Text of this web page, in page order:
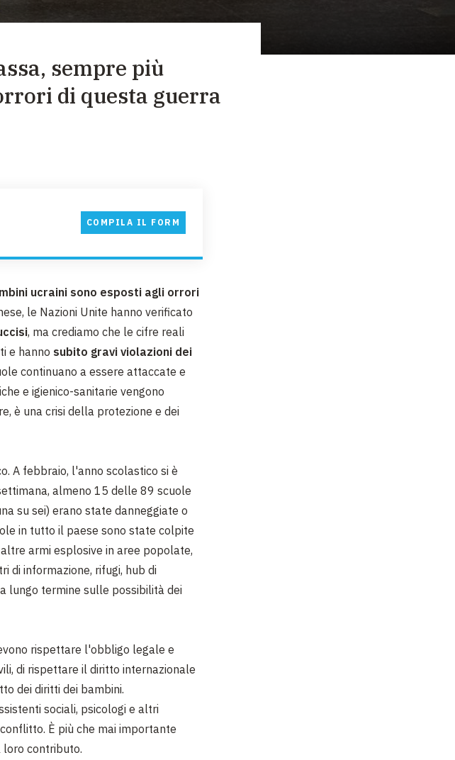
IL PIÙsempre più
di questa guerra
COMPILA IL FORM
ucraini sono esposti agli orrori
le Nazioni Unite hanno verificato
, ma crediamo che le cifre reali
e hanno subito gravi violazioni dei
continuano a essere attaccate e
e igienico-sanitarie vengono
è una crisi della protezione e dei
A febbraio, l'anno scolastico si è
almeno 15 delle 89 scuole
su sei) erano state danneggiate o
in tutto il paese sono state colpite
armi esplosive in aree popolate,
di informazione, rifugi, hub di
lungo termine sulle possibilità dei
rispettare l'obbligo legale e
di rispettare il diritto internazionale
dei diritti dei bambini.
sociali, psicologi e altri
È più che mai importante
contributo.